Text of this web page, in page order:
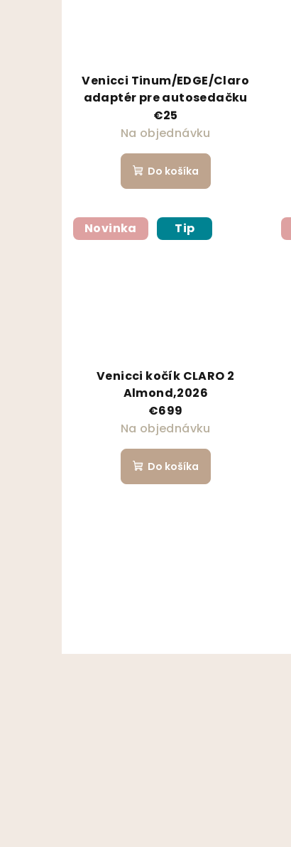
Venicci Tinum/EDGE/Claro
adaptér pre autosedačku
€25
Na objednávku
Do košíka
Novinka Tip
Venicci kočík CLARO 2
Almond,2026
€699
Na objednávku
Do košíka